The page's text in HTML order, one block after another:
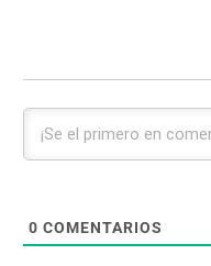
0 COMENTARIOS